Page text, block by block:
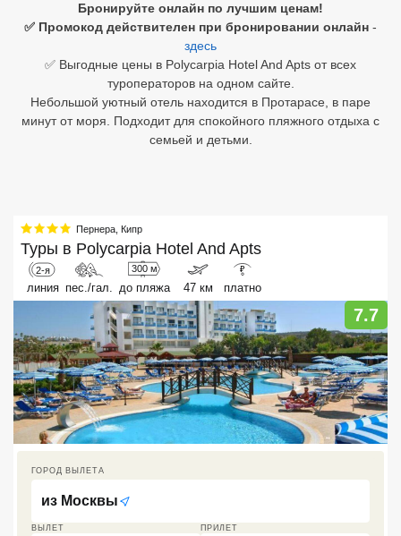
Бронируйте онлайн по лучшим ценам!
✅ Промокод действителен при бронировании онлайн -
здесь
✅ Выгодные цены в Polycarpia Hotel And Apts от всех
туроператоров на одном сайте.
Небольшой уютный отель находится в Протарасе, в паре
минут от моря. Подходит для спокойного пляжного отдыха с
семьей и детьми.
Пернера Кипр
Туры в Polycarpia Hotel And Apts
2-я
линия пес./гал.
300 м
до пляжа 47 км
₽
платно
7.7
ВЫЛЕТ ПРИЛЕТ
ГОРОД ВЫЛЕТА
из Москвы
Египет
Куба
Бали
Северный Гоа
Южный Гоа
Абхазия
Большой Сочи
Кав Мин Воды
ТОП 10 лучших отелей 5*